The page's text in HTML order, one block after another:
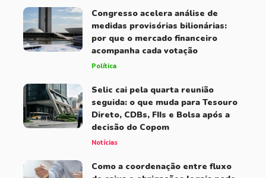
Congresso acelera análise de
medidas provisórias bilionárias:
por que o mercado financeiro
acompanha cada votação
Política
Selic cai pela quarta reunião
seguida: o que muda para Tesouro
Direto, CDBs, FIIs e Bolsa após a
decisão do Copom
Notícias
Como a coordenação entre fluxo